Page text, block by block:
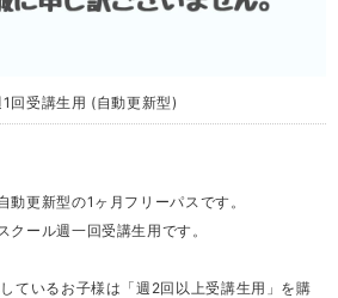
回受講生用 (自動更新型)
更新型の1ヶ月フリーパスです。
ール週一回受講生用です。
ているお子様は「週2回以上受講生用」を購